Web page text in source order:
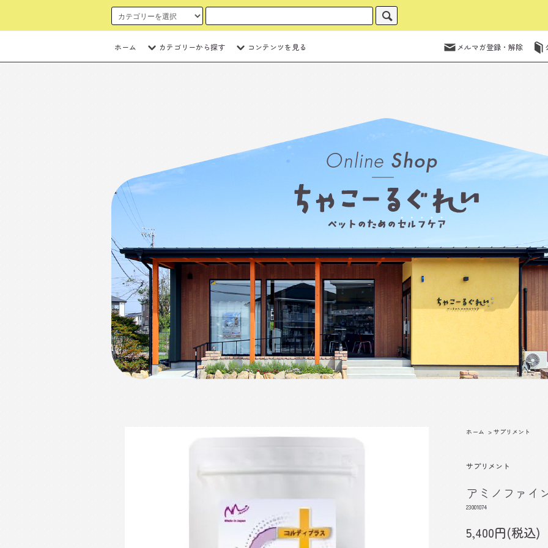
ホーム カテゴリーから探す コンテンツを見る メルマガ登録・解除
ホーム > サプリメント
サプリメント
アミノファイ
23001074
5,400円(税込)